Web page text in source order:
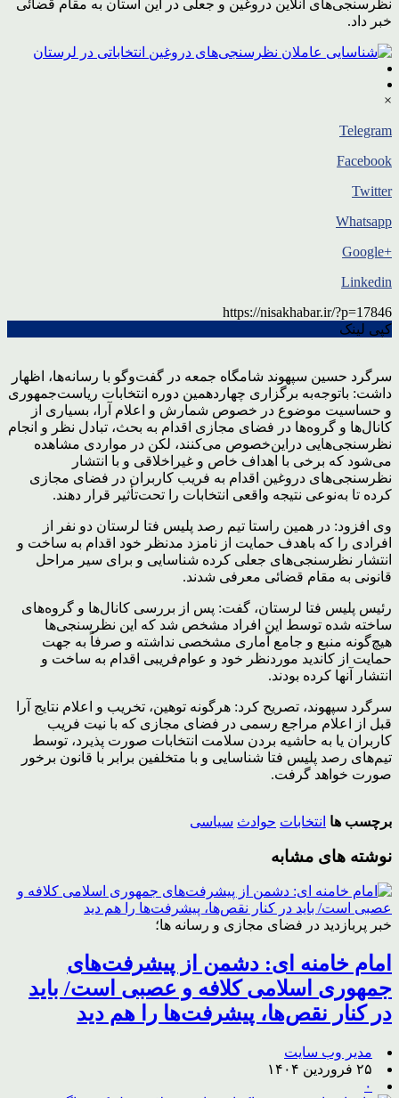
نظرسنجی‌های آنلاین دروغین و جعلی در این استان به مقام قضائی
خبر داد.
×
Telegram
Facebook
Twitter
Whatsapp
+Google
Linkedin
https://nisakhabar.ir/?p=17846
کپی لینک
سرگرد حسین سپهوند شامگاه جمعه در گفت‌وگو با رسانه‌ها، اظهار
داشت: باتوجه‌به برگزاری چهاردهمین دوره انتخابات ریاست‌جمهوری
و حساسیت موضوع در خصوص شمارش و اعلام آرا، بسیاری از
کانال‌ها و گروه‌ها در فضای مجازی اقدام به بحث، تبادل نظر و انجام
نظرسنجی‌هایی دراین‌خصوص می‌کنند، لکن در مواردی مشاهده
می‌شود که برخی با اهداف خاص و غیراخلاقی و با انتشار
نظرسنجی‌های دروغین اقدام به فریب کاربران در فضای مجازی
کرده تا به‌نوعی نتیجه واقعی انتخابات را تحت‌تأثیر قرار دهند.
وی افزود: در همین راستا تیم رصد پلیس فتا لرستان دو نفر از
افرادی را که باهدف حمایت از نامزد مدنظر خود اقدام به ساخت و
انتشار نظرسنجی‌های جعلی کرده شناسایی و برای سیر مراحل
قانونی به مقام قضائی معرفی شدند.
رئیس پلیس فتا لرستان، گفت: پس از بررسی کانال‌ها و گروه‌های
ساخته شده توسط این افراد مشخص شد که این نظرسنجی‌ها
هیچ‌گونه منبع و جامع آماری مشخصی نداشته و صرفاً به جهت
حمایت از کاندید موردنظر خود و عوام‌فریبی اقدام به ساخت و
انتشار آنها کرده بودند.
سرگرد سپهوند، تصریح کرد: هرگونه توهین، تخریب و اعلام نتایج آرا
قبل از اعلام مراجع رسمی در فضای مجازی که با نیت فریب
کاربران یا به حاشیه بردن سلامت انتخابات صورت پذیرد، توسط
تیم‌های رصد پلیس فتا شناسایی و با متخلفین برابر با قانون برخور
صورت خواهد گرفت.
برچسب ها انتخابات حوادث سیاسی
نوشته های مشابه
خبر پربازدید در فضای مجازی و رسانه ها؛
امام خامنه ای: دشمن از پیشرفت‌های
جمهوری اسلامی کلافه و عصبی است/ باید
در کنار نقص‌ها، پیشرفت‌ها را هم دید
مدیر وب سایت
۲۵ فروردین ۱۴۰۴
۰